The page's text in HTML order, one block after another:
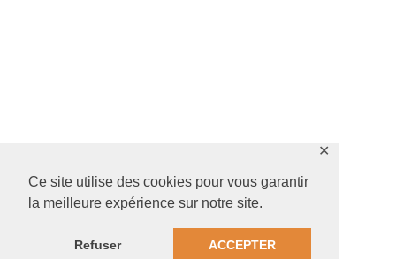
Ce site utilise des cookies pour vous garantir
la meilleure expérience sur notre site.
Refuser ACCEPTER
✕